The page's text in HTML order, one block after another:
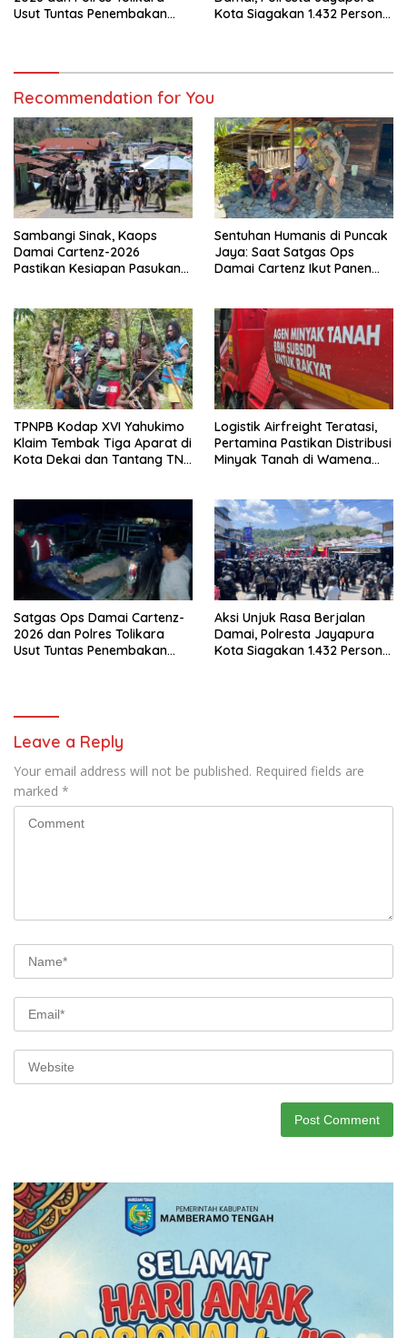
Usut Tuntas Penembakan
Kota Siagakan 1.432 Personel
Recommendation for You
Sambangi Sinak, Kaops
Damai Cartenz-2026
Pastikan Kesiapan Pasukan
Sentuhan Humanis di Puncak
Jaya: Saat Satgas Ops
Damai Cartenz Ikut Panen
TPNPB Kodap XVI Yahukimo
Klaim Tembak Tiga Aparat di
Kota Dekai dan Tantang TNI-
Logistik Airfreight Teratasi,
Pertamina Pastikan Distribusi
Minyak Tanah di Wamena
Satgas Ops Damai Cartenz-
2026 dan Polres Tolikara
Usut Tuntas Penembakan
Aksi Unjuk Rasa Berjalan
Damai, Polresta Jayapura
Kota Siagakan 1.432 Personel
Leave a Reply
Your email address will not be published. Required fields are
marked *